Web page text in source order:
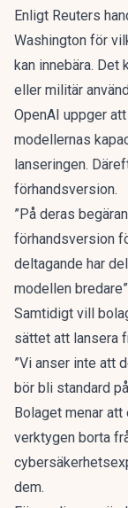
Enligt Reuters
Washington för
kan innebära. Det
eller militär
OpenAI uppger
modellernas
lanseringen.
förhandsversion.
”På deras
förhandsversion
deltagande har
modellen
Samtidigt vill
sättet att lansera
”Vi anser inte att
bör bli standard
Bolaget menar
verktygen borta
dem.